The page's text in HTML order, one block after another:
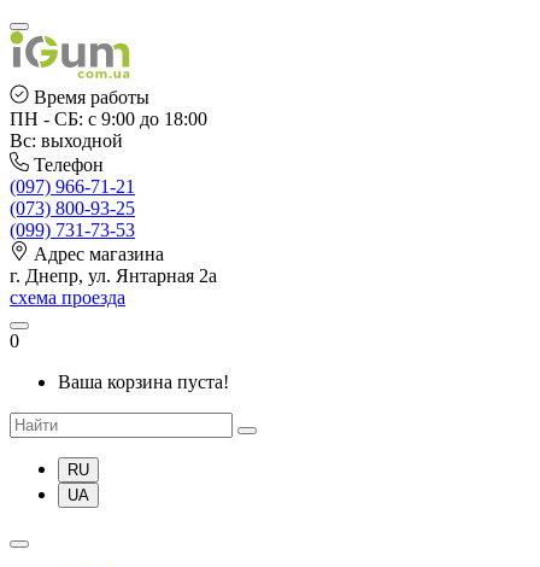
Время работы
ПН - СБ: с 9:00 до 18:00
Вс: выходной
Телефон
(097) 966-71-21
(073) 800-93-25
(099) 731-73-53
Адрес магазина
г. Днепр, ул. Янтарная 2а
схема проезда
0
Ваша корзина пуста!
RU
UA